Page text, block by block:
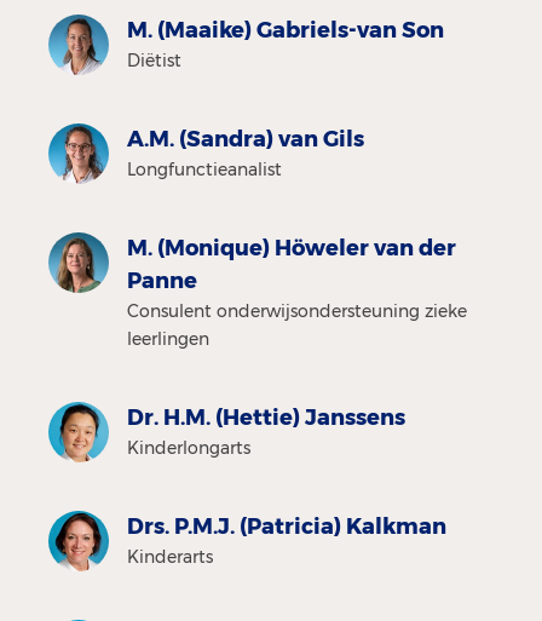
M. (Maaike) Gabriels-van Son
Diëtist
A.M. (Sandra) van Gils
Longfunctieanalist
M. (Monique) Höweler van der
Panne
Consulent onderwijsondersteuning zieke
leerlingen
Dr. H.M. (Hettie) Janssens
Kinderlongarts
Drs. P.M.J. (Patricia) Kalkman
Kinderarts